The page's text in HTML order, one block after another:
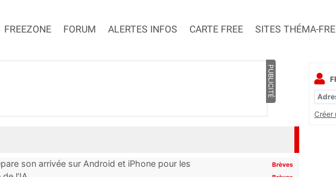
FREEZONE FORUM ALERTES INFOS CARTE FREE SITES THÉMA-
PUBLICITÉ
son arrivée sur Android et iPhone pour les
Brèves
Créer